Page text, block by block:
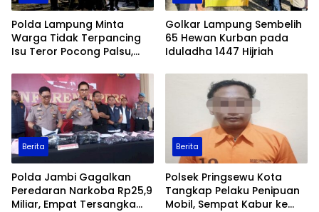
Polda Lampung Minta
Warga Tidak Terpancing
Isu Teror Pocong Palsu,
Ditingkatkan
Golkar Lampung Sembelih
65 Hewan Kurban pada
Iduladha 1447 Hijriah
Berita
Polda Jambi Gagalkan
Peredaran Narkoba Rp25,9
Miliar, Empat Tersangka
Berita
Polsek Pringsewu Kota
Tangkap Pelaku Penipuan
Mobil, Sempat Kabur ke